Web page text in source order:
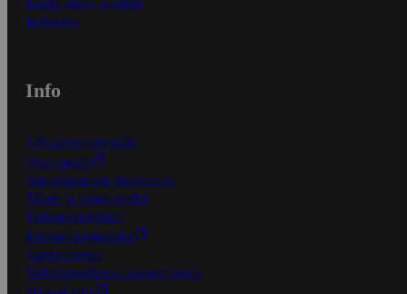
Kaikki ohjeet ja vinkit
In English
Info
S-Business yrityksille
Oiva-raportit
Osuuskauppojen yhteystiedot
Tilaus- ja toimitusehdot
Tietosuojakäytäntö
Palvelun käyttöehdot
Saavutettavuus
Mobiilisovelluksen saavutettavuus